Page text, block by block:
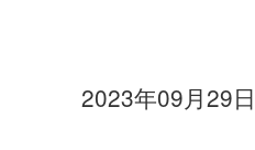
2023年09月29日